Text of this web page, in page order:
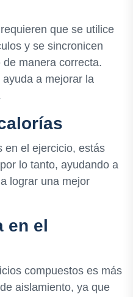
que se utilice
y se sincronicen
manera correcta.
a mejorar la
en el ejercicio, estás
lo tanto, ayudando a
lograr una mejor
en el
compuestos es más
aislamiento, ya que